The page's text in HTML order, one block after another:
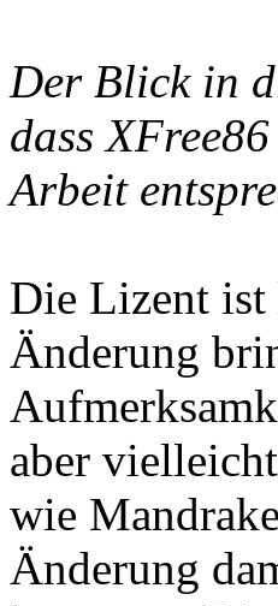
Der Blick in
dass
Arbeit
Die Lizent ist
Änderung
aber
wie
Änderung